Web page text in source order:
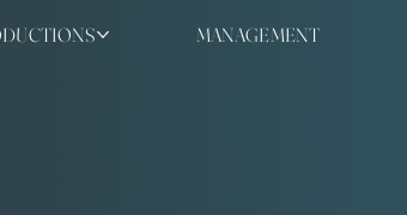
MANAGEMENT